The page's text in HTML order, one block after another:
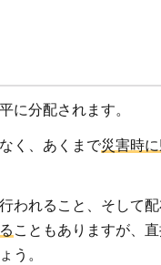
に分配されます。
く、あくまで災害時
われること、そして
こともありますが、
う。